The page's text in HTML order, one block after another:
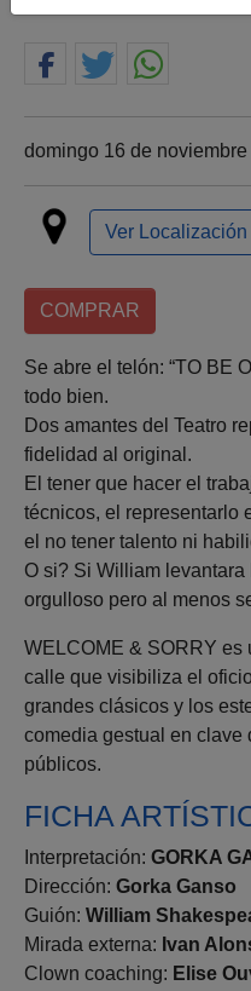
domingo 16 de
Ver Localización
COMPRAR
Se abre el telón: “TO BE
todo bien.
Dos amantes del Teatro
fidelidad al original.
El tener que hacer el
técnicos, el representarlo
el no tener talento ni
O si? Si William
orgulloso pero al menos
WELCOME & SORRY es
calle que visibiliza el
grandes clásicos y los
comedia gestual en clave
públicos.
FICHA
Interpretación: GORKA
Dirección: Gorka Ganso
Guión: William
Mirada externa: Ivan
Clown coaching: Elise